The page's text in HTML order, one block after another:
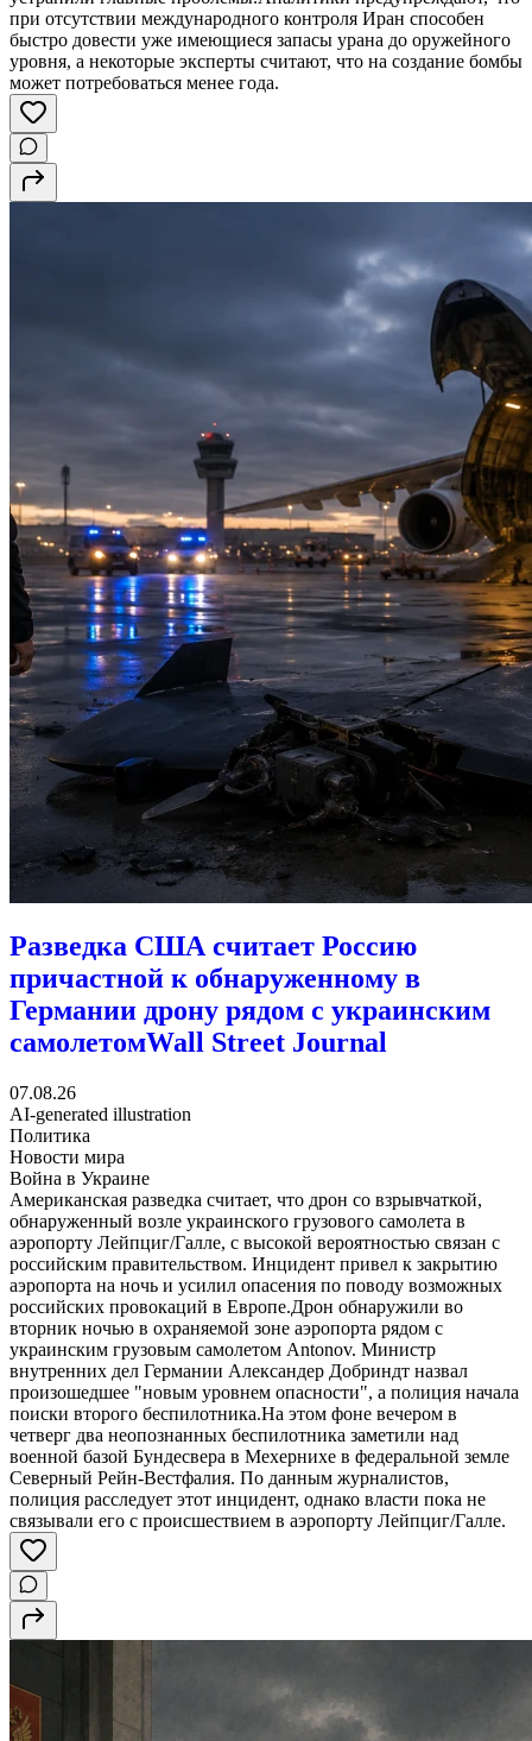
при отсутствии международного контроля Иран способен
быстро довести уже имеющиеся запасы урана до оружейного
уровня, а некоторые эксперты считают, что на создание бомбы
может потребоваться менее года.
Разведка США считает Россию
причастной к обнаруженному в
Германии дрону рядом с украинским
самолетомWall Street Journal
07.08.26
AI-generated illustration
Политика
Новости мира
Война в Украине
Американская разведка считает, что дрон со взрывчаткой,
обнаруженный возле украинского грузового самолета в
аэропорту Лейпциг/Галле, с высокой вероятностью связан с
российским правительством. Инцидент привел к закрытию
аэропорта на ночь и усилил опасения по поводу возможных
российских провокаций в Европе.Дрон обнаружили во
вторник ночью в охраняемой зоне аэропорта рядом с
украинским грузовым самолетом Antonov. Министр
внутренних дел Германии Александер Добриндт назвал
произошедшее "новым уровнем опасности", а полиция начала
поиски второго беспилотника.На этом фоне вечером в
четверг два неопознанных беспилотника заметили над
военной базой Бундесвера в Мехернихе в федеральной земле
Северный Рейн-Вестфалия. По данным журналистов,
полиция расследует этот инцидент, однако власти пока не
связывали его с происшествием в аэропорту Лейпциг/Галле.